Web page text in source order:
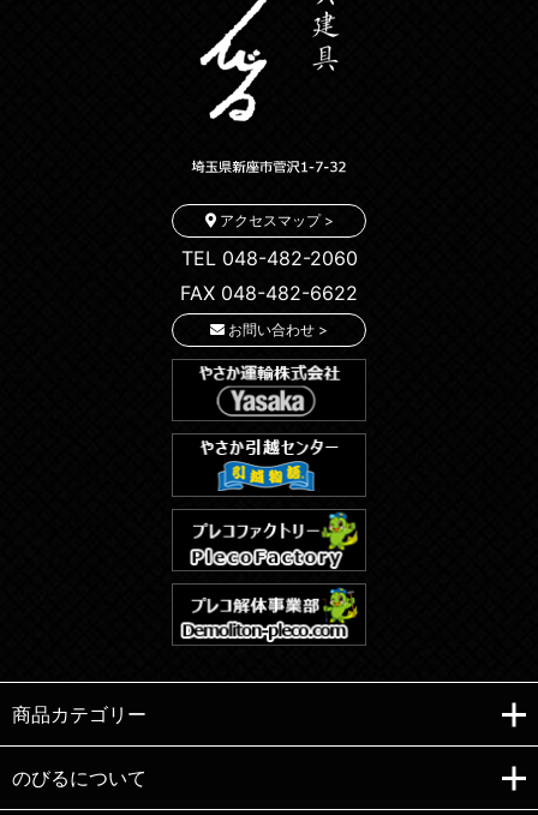
アクセスマップ >
TEL 048-482-2060
FAX 048-482-6622
お問い合わせ >
商品カテゴリー
のびるについて